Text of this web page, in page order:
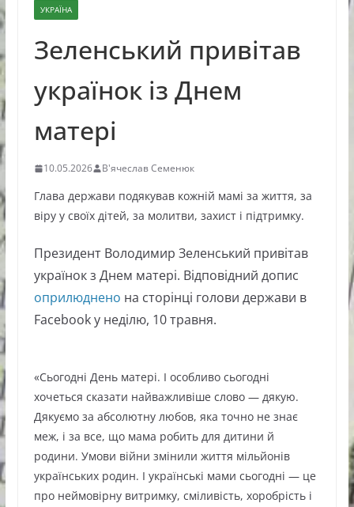
УКРАЇНА
Зеленський привітав
українок із Днем
матері
10.05.2026 В'ячеслав Семенюк
Глава держави подякував кожній мамі за життя, за
віру у своїх дітей, за молитви, захист і підтримку.
Президент Володимир Зеленський привітав
українок з Днем матері. Відповідний допис
оприлюднено на сторінці голови держави в
Facebook у неділю, 10 травня.
«Сьогодні День матері. І особливо сьогодні
хочеться сказати найважливіше слово — дякую.
Дякуємо за абсолютну любов, яка точно не знає
меж, і за все, що мама робить для дитини й
родини. Умови війни змінили життя мільйонів
українських родин. І українські мами сьогодні — це
про неймовірну витримку, сміливість, хоробрість і